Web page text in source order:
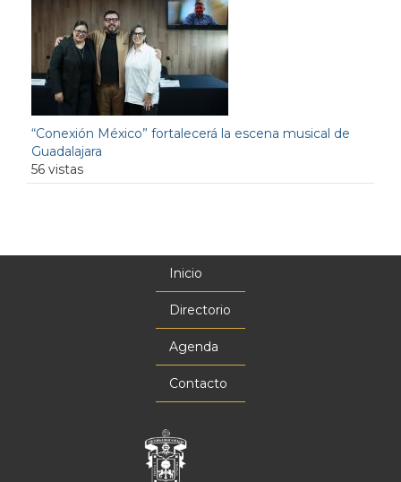
“Conexión México” fortalecerá la escena musical de
Guadalajara
56 vistas
Inicio
Directorio
Agenda
Contacto